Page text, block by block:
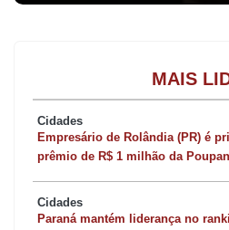
MAIS
Cidades
Empresário de Rolândia (PR) é
prêmio de R$ 1 milhão da
Cidades
Paraná mantém liderança no ranking nacional do